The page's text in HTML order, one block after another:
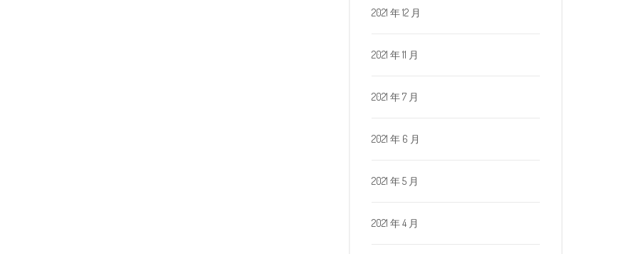
2021 年 12 月
2021 年 11 月
2021 年 7 月
2021 年 6 月
2021 年 5 月
2021 年 4 月